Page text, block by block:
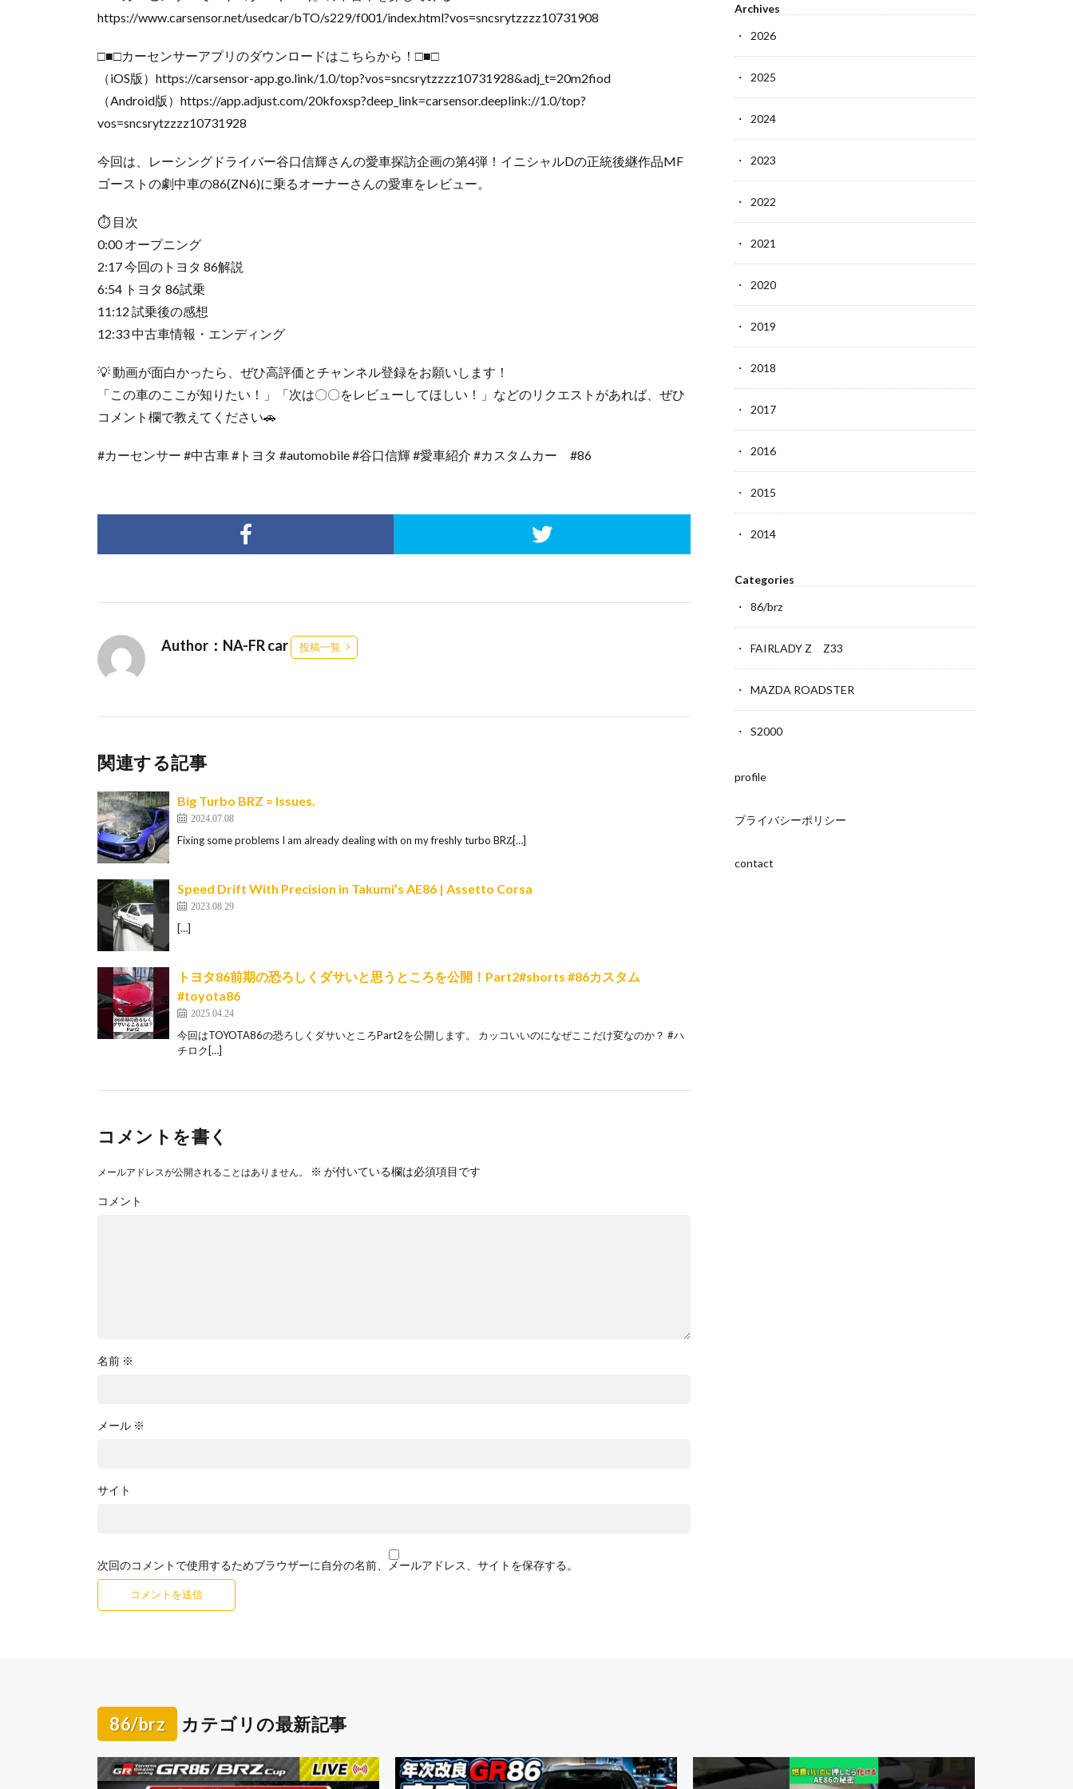
https://www.carsensor.net/usedcar/bTO/s229/f001/index.html?vos=sncsrytzzzz10731908
□■□カーセンサーアプリのダウンロードはこちらから！□■□
（iOS版）https://carsensor-app.go.link/1.0/top?vos=sncsrytzzzz10731928&adj_t=20m2fiod
（Android版）https://app.adjust.com/20kfoxsp?deep_link=carsensor.deeplink://1.0/top?
vos=sncsrytzzzz10731928
今回は、レーシングドライバー谷口信輝さんの愛車探訪企画の第4弾！イニシャルDの正統後継作品MF
ゴーストの劇中車の86(ZN6)に乗るオーナーさんの愛車をレビュー。
⏱️ 目次
0:00 オープニング
2:17 今回のトヨタ 86解説
6:54 トヨタ 86試乗
11:12 試乗後の感想
12:33 中古車情報・エンディング
💡 動画が面白かったら、ぜひ高評価とチャンネル登録をお願いします！
「この車のここが知りたい！」「次は〇〇をレビューしてほしい！」などのリクエストがあれば、ぜひ
コメント欄で教えてください🚗
#カーセンサー #中古車 #トヨタ #automobile #谷口信輝 #愛車紹介 #カスタムカー #86
Author：NA-FR car 投稿一覧
関連する記事
Big Turbo BRZ = Issues.
2024.07.08
Fixing some problems I am already dealing with on my freshly turbo BRZ̷[…]
Speed Drift With Precision in Takumi’s AE86 | Assetto Corsa
2023.08.29
[…]
トヨタ86前期の恐ろしくダサいと思うところを公開！Part2#shorts #86カスタム
#toyota86
2025.04.24
今回はTOYOTA86の恐ろしくダサいところPart2を公開します。 カッコいいのになぜここだけ変なのか？ #ハ
チロク[…]
コメントを書く
メールアドレスが公開されることはありません。 ※ が付いている欄は必須項目です
コメント
名前 ※
メール ※
サイト
次回のコメントで使用するためブラウザーに自分の名前、メールアドレス、サイトを保存する。
Archives
2026
2025
2024
2023
2022
2021
2020
2019
2018
2017
2016
2015
2014
Categories
86/brz
FAIRLADY Z Z33
MAZDA ROADSTER
S2000
profile
プライバシーポリシー
contact
86/brz カテゴリの最新記事